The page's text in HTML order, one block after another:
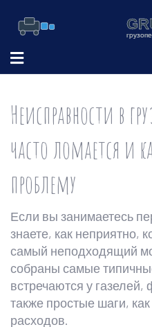
Неисправности в
часто ломается и
проблему
Если вы занимаетесь
знаете, как неприятно,
самый неподходящий
собраны самые
встречаются у газелей,
также простые шаги,
расходов.